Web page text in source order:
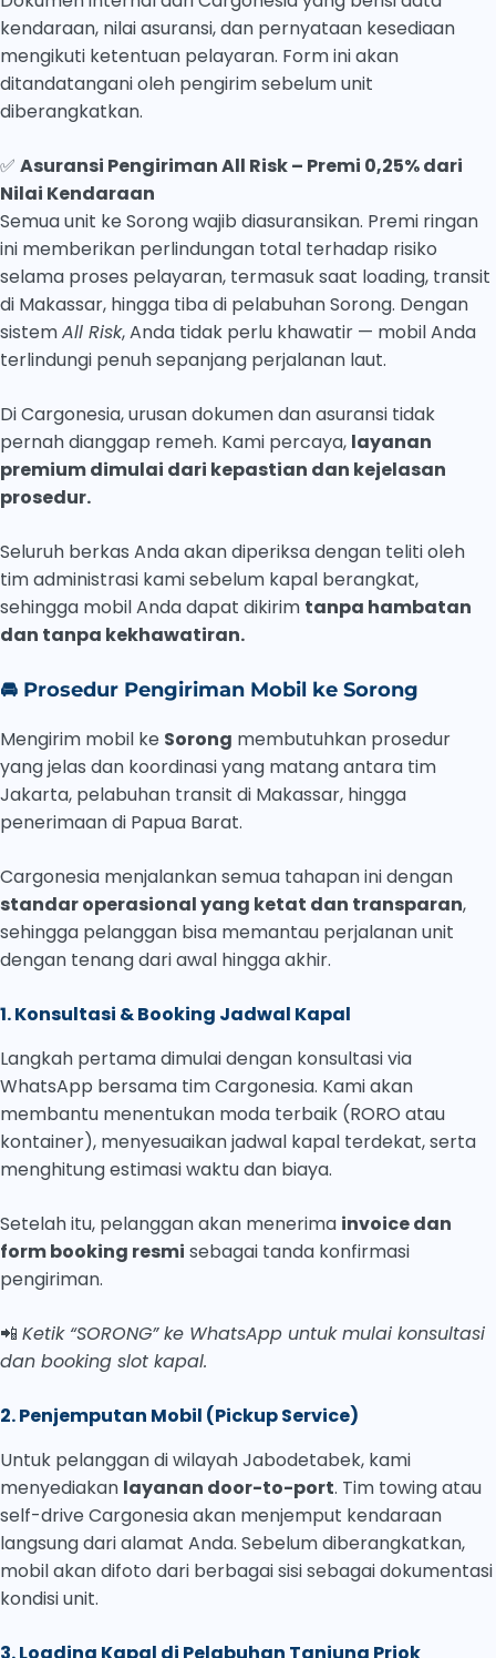
kendaraan, nilai asuransi, dan pernyataan kesediaan
mengikuti ketentuan pelayaran. Form ini akan
ditandatangani oleh pengirim sebelum unit
diberangkatkan.
✅ Asuransi Pengiriman All Risk – Premi 0,25% dari
Nilai Kendaraan
Semua unit ke Sorong wajib diasuransikan. Premi ringan
ini memberikan perlindungan total terhadap risiko
selama proses pelayaran, termasuk saat loading, transit
di Makassar, hingga tiba di pelabuhan Sorong. Dengan
sistemAll Risk, Anda tidak perlu khawatir — mobil Anda
terlindungi penuh sepanjang perjalanan laut.
Di Cargonesia, urusan dokumen dan asuransi tidak
pernah dianggap remeh. Kami percaya, layanan
premium dimulai dari kepastian dan kejelasan
prosedur.
Seluruh berkas Anda akan diperiksa dengan teliti oleh
tim administrasi kami sebelum kapal berangkat,
sehingga mobil Anda dapat dikirim tanpa hambatan
dan tanpa kekhawatiran.
🚘 Prosedur Pengiriman Mobil ke Sorong
Mengirim mobil ke Sorong membutuhkan prosedur
yang jelas dan koordinasi yang matang antara tim
Jakarta, pelabuhan transit di Makassar, hingga
penerimaan di Papua Barat.
Cargonesia menjalankan semua tahapan ini dengan
standar operasional yang ketat dan transparan,
sehingga pelanggan bisa memantau perjalanan unit
dengan tenang dari awal hingga akhir.
1. Konsultasi & Booking Jadwal Kapal
Langkah pertama dimulai dengan konsultasi via
WhatsApp bersama tim Cargonesia. Kami akan
membantu menentukan moda terbaik (RORO atau
kontainer), menyesuaikan jadwal kapal terdekat, serta
menghitung estimasi waktu dan biaya.
Setelah itu, pelanggan akan menerima invoice dan
form booking resmi sebagai tanda konfirmasi
pengiriman.
📲 Ketik “SORONG” ke WhatsApp untuk mulai konsultasi
dan booking slot kapal.
2. Penjemputan Mobil (Pickup Service)
Untuk pelanggan di wilayah Jabodetabek, kami
menyediakan layanan door-to-port. Tim towing atau
self-drive Cargonesia akan menjemput kendaraan
langsung dari alamat Anda. Sebelum diberangkatkan,
mobil akan difoto dari berbagai sisi sebagai dokumentasi
kondisi unit.